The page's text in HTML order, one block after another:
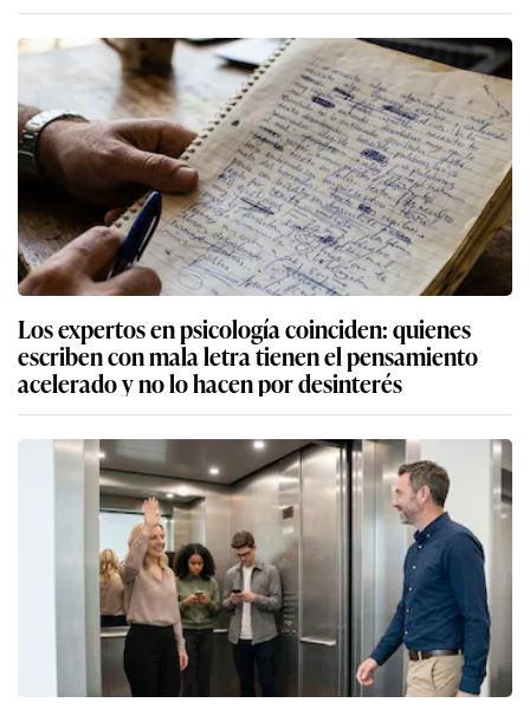
Los expertos en psicología coinciden: quienes
escriben con mala letra tienen el pensamiento
acelerado y no lo hacen por desinterés